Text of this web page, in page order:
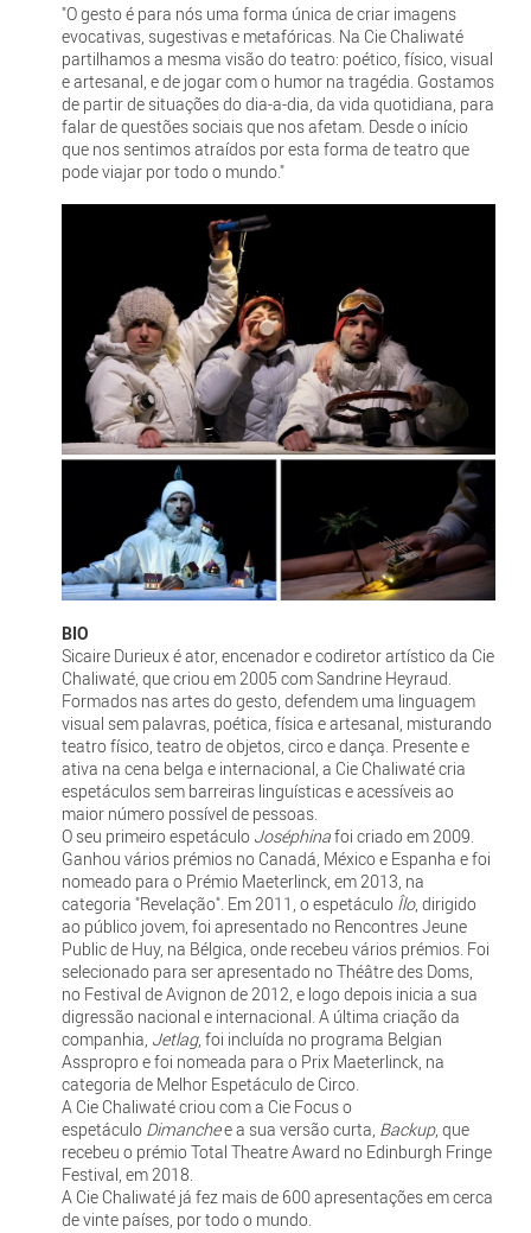
"O gesto é para nós uma forma única de criar imagens
evocativas, sugestivas e metafóricas. Na Cie Chaliwaté
partilhamos a mesma visão do teatro: poético, físico, visual
e artesanal, e de jogar com o humor na tragédia. Gostamos
de partir de situações do dia-a-dia, da vida quotidiana, para
falar de questões sociais que nos afetam. Desde o início
que nos sentimos atraídos por esta forma de teatro que
pode viajar por todo o mundo."
BIO
Sicaire Durieux é ator, encenador e codiretor artístico da Cie
Chaliwaté, que criou em 2005 com Sandrine Heyraud.
Formados nas artes do gesto, defendem uma linguagem
visual sem palavras, poética, física e artesanal, misturando
teatro físico, teatro de objetos, circo e dança. Presente e
ativa na cena belga e internacional, a Cie Chaliwaté cria
espetáculos sem barreiras linguísticas e acessíveis ao
maior número possível de pessoas.
O seu primeiro espetáculo Joséphinafoi criado em 2009.
Ganhou vários prémios no Canadá, México e Espanha e foi
nomeado para o Prémio Maeterlinck, em 2013, na
categoria "Revelação". Em 2011, o espetáculo Îlo, dirigido
ao público jovem, foi apresentado no Rencontres Jeune
Public de Huy, na Bélgica, onde recebeu vários prémios. Foi
selecionado para ser apresentado no Théâtre des Doms,
no Festival de Avignon de 2012, e logo depois inicia a sua
digressão nacional e internacional. A última criação da
companhia, Jetlag, foi incluída no programa Belgian
Asspropro e foi nomeada para o Prix Maeterlinck, na
categoria de Melhor Espetáculo de Circo.
A Cie Chaliwaté criou com a Cie Focus o
espetáculo Dimanchee a sua versão curta, Backup, que
recebeu o prémio Total Theatre Award no Edinburgh Fringe
Festival, em 2018.
A Cie Chaliwaté já fez mais de 600 apresentações em cerca
de vinte países, por todo o mundo.